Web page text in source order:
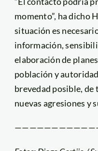
momento”, ha dicho
situación es
información,
elaboración de
población y
brevedad posible, de
nuevas agresiones y